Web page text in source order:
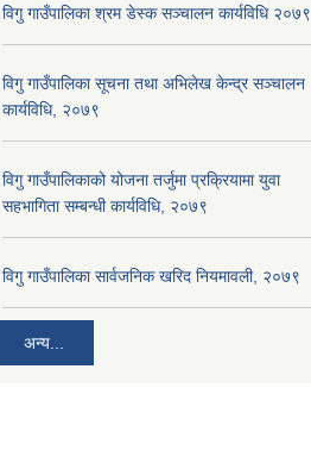
विगु गाउँपालिका श्रम डेस्क सञ्चालन कार्यविधि २०७९
विगु गाउँपालिका सूचना तथा अभिलेख केन्द्र सञ्चालन
कार्यविधि, २०७९
विगु गाउँपालिकाको योजना तर्जुमा प्रक्रियामा युवा
सहभागिता सम्बन्धी कार्यविधि, २०७९
विगु गाउँपालिका सार्वजनिक खरिद नियमावली, २०७९
अन्य...